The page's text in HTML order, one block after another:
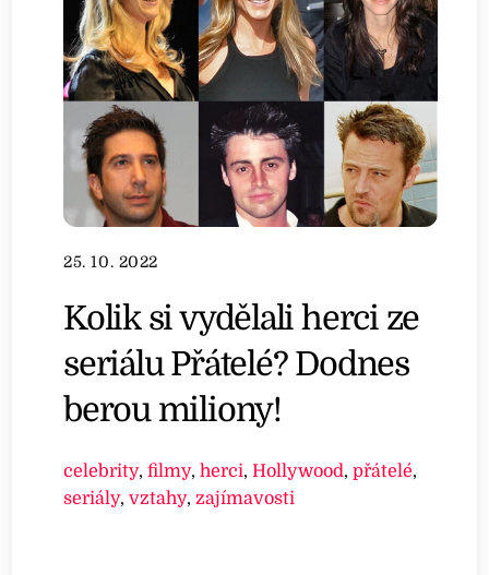
25. 10. 2022
Kolik si vydělali herci ze
seriálu Přátelé? Dodnes
berou miliony!
celebrity,filmy,herci,Hollywood,přátelé,
seriály,vztahy,zajímavosti